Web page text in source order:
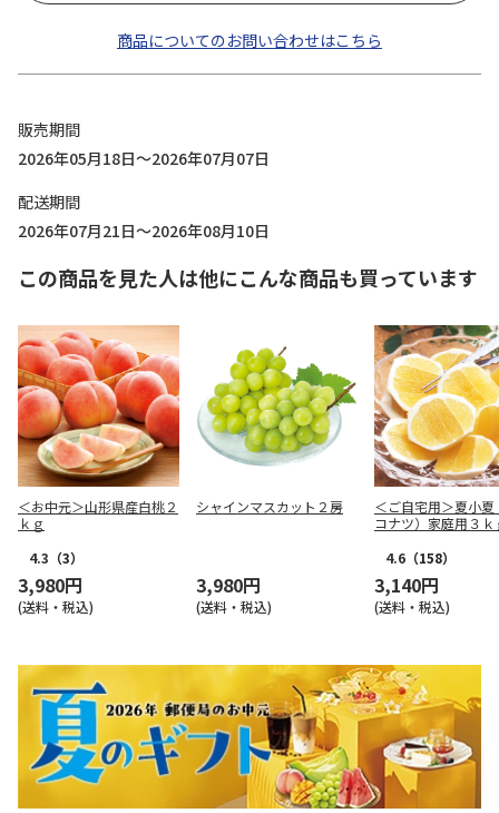
商品についてのお問い合わせはこちら
販売期間
2026年05月18日～2026年07月07日
配送期間
2026年07月21日～2026年08月10日
この商品を見た人は他にこんな商品も買っています
＜お中元＞山形県産白桃２
ｋｇ
4.3 （3）
3,980円
(送料・税込)
シャインマスカット２房
3,980円
(送料・税込)
＜ご自宅用＞夏小夏
コナツ）家庭用３ｋ
4.6 （158）
3,140円
(送料・税込)